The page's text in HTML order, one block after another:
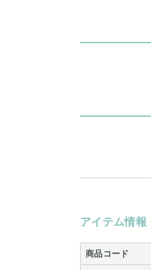
アイテム情報
商品コード